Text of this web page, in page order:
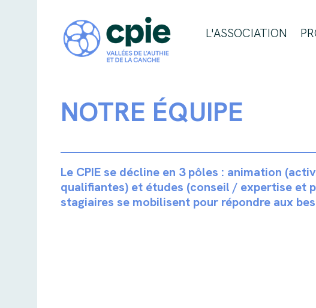
L'ASSOCIATION
NOTRE ÉQUIPE
Le CPIE se décline en 3 pôles : animation
qualifiantes) et études (conseil / expertise et
stagiaires se mobilisent pour répondre aux